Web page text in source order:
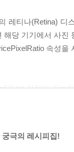
레티나(Retina)
해당 기기에서 사
속성을
과 tel 지정이 가능
Promise 객체를 사
극의 레시피집!